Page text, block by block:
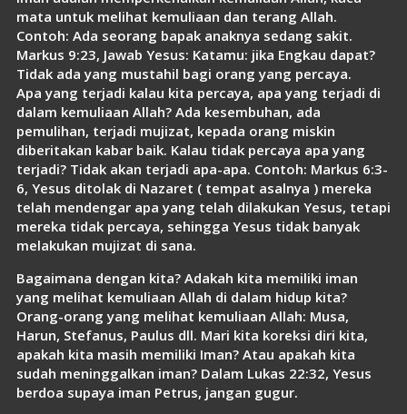
mata untuk melihat kemuliaan dan terang Allah.
Contoh: Ada seorang bapak anaknya sedang sakit.
Markus 9:23, Jawab Yesus: Katamu: jika Engkau dapat?
Tidak ada yang mustahil bagi orang yang percaya.
Apa yang terjadi kalau kita percaya, apa yang terjadi di
dalam kemuliaan Allah? Ada kesembuhan, ada
pemulihan, terjadi mujizat, kepada orang miskin
diberitakan kabar baik. Kalau tidak percaya apa yang
terjadi? Tidak akan terjadi apa-apa. Contoh: Markus 6:3-
6, Yesus ditolak di Nazaret ( tempat asalnya ) mereka
telah mendengar apa yang telah dilakukan Yesus, tetapi
mereka tidak percaya, sehingga Yesus tidak banyak
melakukan mujizat di sana.
Bagaimana dengan kita? Adakah kita memiliki iman
yang melihat kemuliaan Allah di dalam hidup kita?
Orang-orang yang melihat kemuliaan Allah: Musa,
Harun, Stefanus, Paulus dll. Mari kita koreksi diri kita,
apakah kita masih memiliki Iman? Atau apakah kita
sudah meninggalkan iman? Dalam Lukas 22:32, Yesus
berdoa supaya iman Petrus, jangan gugur.